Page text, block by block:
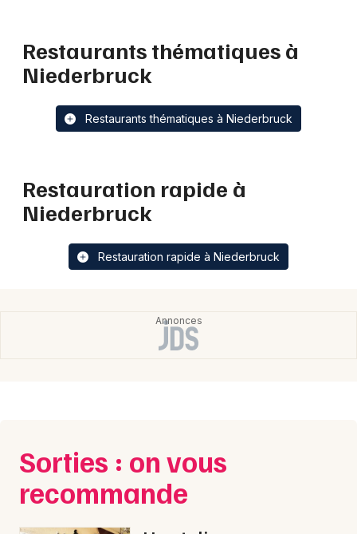
Restaurants thématiques à
Niederbruck
Restaurants thématiques à Niederbruck
Restauration rapide à
Niederbruck
Restauration rapide à Niederbruck
Sorties : on vous
recommande